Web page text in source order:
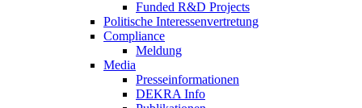
Funded R&D Projects
Politische Interessenvertretung
Compliance
Meldung
Media
Presseinformationen
DEKRA Info